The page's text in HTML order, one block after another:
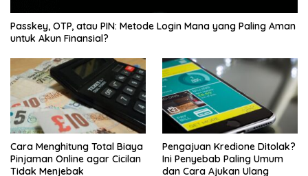
Passkey, OTP, atau PIN: Metode Login Mana yang Paling Aman
untuk Akun Finansial?
Cara Menghitung Total Biaya
Pinjaman Online agar Cicilan
Tidak Menjebak
Pengajuan Kredione Ditolak?
Ini Penyebab Paling Umum
dan Cara Ajukan Ulang